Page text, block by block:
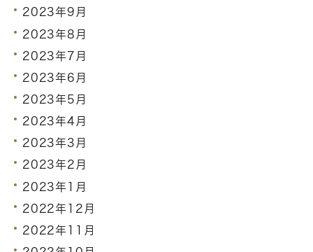
2023年9月
2023年8月
2023年7月
2023年6月
2023年5月
2023年4月
2023年3月
2023年2月
2023年1月
2022年12月
2022年11月